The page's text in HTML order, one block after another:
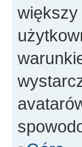
większy